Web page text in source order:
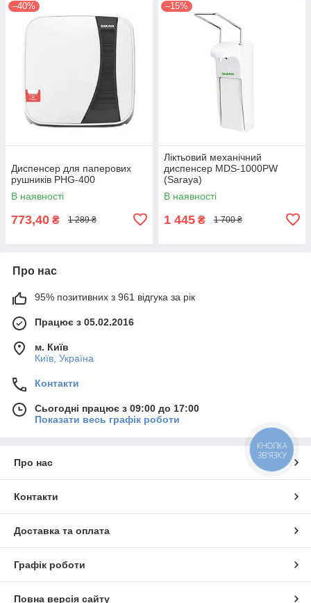
–40%
Диспенсер для паперових
рушників PHG-400
В наявності
773,40 ₴ 1 289 ₴
–15%
Ліктьовий механічний
диспенсер MDS-1000PW
(Saraya)
В наявності
1 445 ₴ 1 700 ₴
Про нас
95% позитивних з 961 відгука за рік
Працює з 05.02.2016
м. Київ
Київ, Україна
Контакти
Сьогодні працює з 09:00 до 17:00
Показати весь графік роботи
Про нас
Контакти
Доставка та оплата
Графік роботи
Повна версія сайту
КНОПКА
ЗВ'ЯЗКУ